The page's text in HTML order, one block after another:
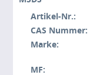
Artikel-Nr.:
CAS Nummer:
Marke:
MF: